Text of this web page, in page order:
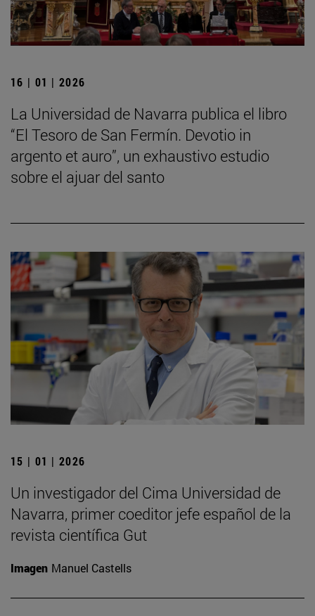
16 | 01 | 2026
La Universidad de Navarra publica el libro
“El Tesoro de San Fermín. Devotio in
argento et auro”, un exhaustivo estudio
sobre el ajuar del santo
15 | 01 | 2026
Un investigador del Cima Universidad de
Navarra, primer coeditor jefe español de la
revista científica Gut
Imagen Manuel Castells